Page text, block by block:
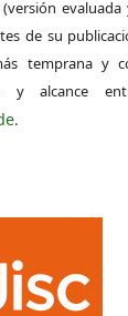
evaluada
de su
temprana y
y alcance
.